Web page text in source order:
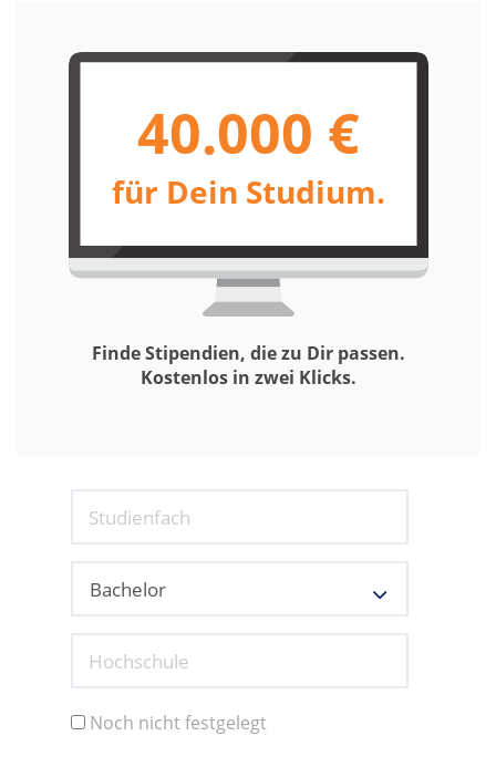
40.000 €
für Dein Studium.
Finde Stipendien, die zu Dir passen.
Kostenlos in zwei Klicks.
Studienfach
Hochschule
Noch nicht festgelegt